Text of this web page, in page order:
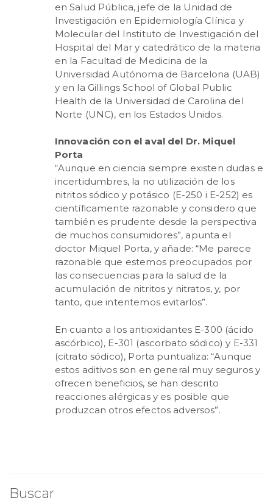
en Salud Pública, jefe de la Unidad de
Investigación en Epidemiología Clínica y
Molecular del Instituto de Investigación del
Hospital del Mar y catedrático de la materia
en la Facultad de Medicina de la
Universidad Autónoma de Barcelona (UAB)
y en la Gillings School of Global Public
Health de la Universidad de Carolina del
Norte (UNC), en los Estados Unidos.
Innovación con el aval del Dr. Miquel
Porta
“Aunque en ciencia siempre existen dudas e
incertidumbres, la no utilización de los
nitritos sódico y potásico (E-250 i E-252) es
científicamente razonable y considero que
también es prudente desde la perspectiva
de muchos consumidores”, apunta el
doctor Miquel Porta, y añade: “Me parece
razonable que estemos preocupados por
las consecuencias para la salud de la
acumulación de nitritos y nitratos, y, por
tanto, que intentemos evitarlos”.
En cuanto a los antioxidantes E-300 (ácido
ascórbico), E-301 (ascorbato sódico) y E-331
(citrato sódico), Porta puntualiza: “Aunque
estos aditivos son en general muy seguros y
ofrecen beneficios, se han descrito
reacciones alérgicas y es posible que
produzcan otros efectos adversos”.
Buscar